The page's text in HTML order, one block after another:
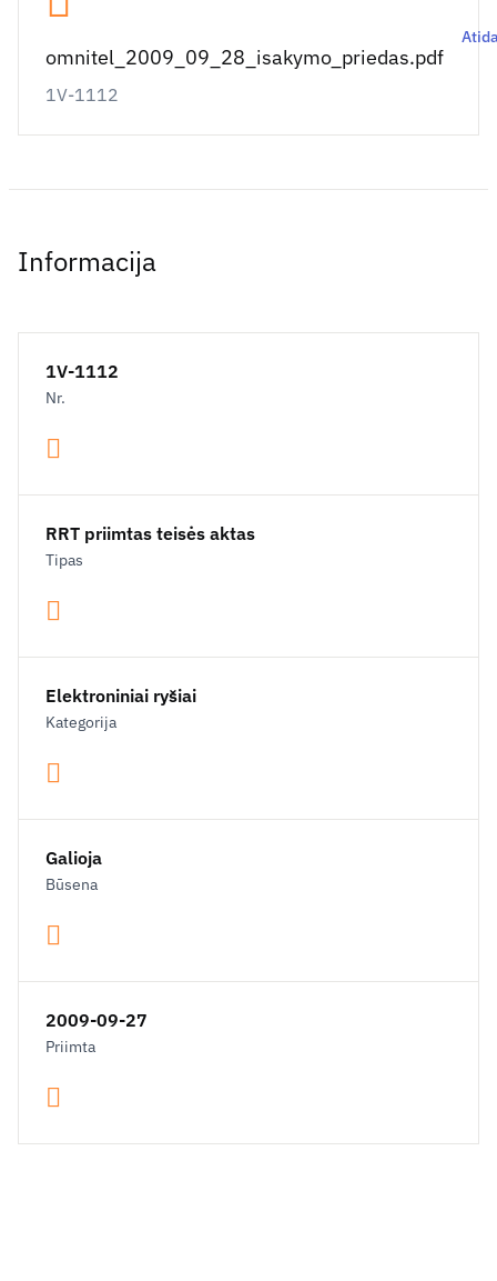
omnitel_2009_09_28_isakymo_priedas.pdf
1V-1112
Informacija
1V-1112
Nr.
RRT priimtas teisės aktas
Tipas
Elektroniniai ryšiai
Kategorija
Galioja
Būsena
2009-09-27
Priimta